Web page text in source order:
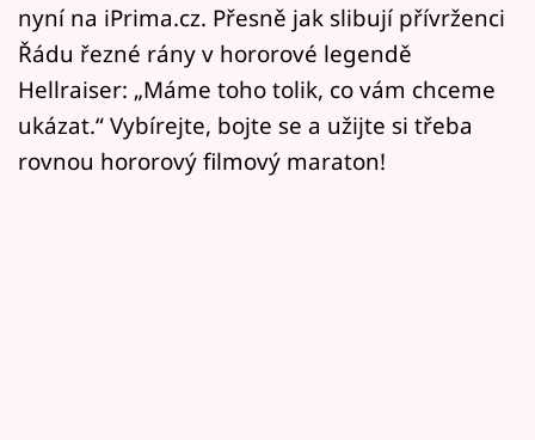
Přihlášení
Sledujte nás
nyní na iPrima.cz. Přesně jak slibují přívrženci
Řádu řezné rány v hororové legendě
Hellraiser: „Máme toho tolik, co vám chceme
ukázat.“ Vybírejte, bojte se a užijte si třeba
rovnou hororový filmový maraton!